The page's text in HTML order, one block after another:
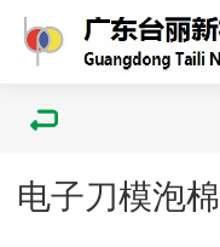
电子刀模泡